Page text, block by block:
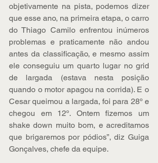
objetivamente na pista, podemos dizer
que esse ano, na primeira etapa, o carro
do Thiago Camilo enfrentou inúmeros
problemas e praticamente não andou
antes da classificação, e mesmo assim
ele conseguiu um quarto lugar no grid
de largada (estava nesta posição
quando o motor apagou na corrida). E o
Cesar queimou a largada, foi para 28º e
chegou em 12º. Ontem fizemos um
shake down muito bom, e acreditamos
que brigaremos por pódios”, diz Guiga
Gonçalves, chefe da equipe.